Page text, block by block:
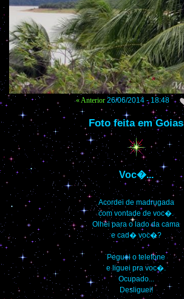
« Anterior 26/06/2014 - 18:48
Foto feita em Goias
Voc�...
Acordei de madrugada
com vontade de voc�.
Olhei para o lado da cama
e cad� voc�?
Peguei o telefone
e liguei pra voc�.
Ocupado...
Desliguei!